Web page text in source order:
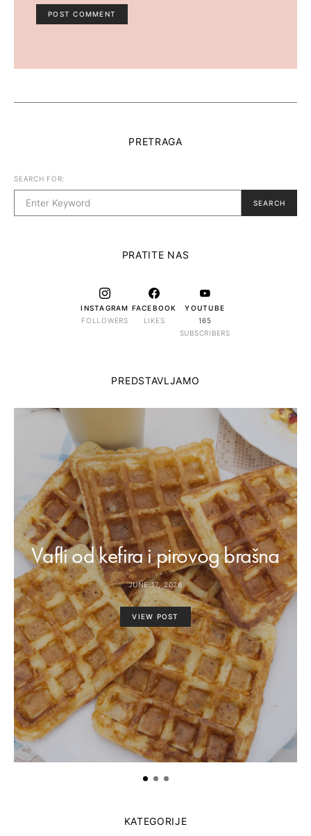
PRETRAGA
SEARCH FOR:
SEARCH
PRATITE NAS
INSTAGRAM
FOLLOWERS
FACEBOOK
LIKES
YOUTUBE
165
SUBSCRIBERS
PREDSTAVLJAMO
Vafli od kefira i pirovog brašna
JUNE 17, 2026
VIEW POST
KATEGORIJE